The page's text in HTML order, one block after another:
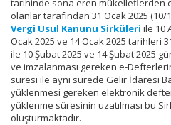
tarihinde sona eren mükelleflerden
olanlar tarafından 31 Ocak 2025 (10/
Vergi Usul Kanunu Sirküleri ile 10
Ocak 2025 ve 14 Ocak 2025 tarihleri
ile 10 Şubat 2025 ve 14 Şubat 2025
ve imzalanması gereken e-
süresi ile aynı sürede Gelir İdaresi
yüklenmesi gereken elektronik
yüklenme süresinin uzatılması bu
oluşturmaktadır.